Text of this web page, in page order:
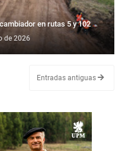
en rutas 5 y 102
de 2026
Entradas antiguas